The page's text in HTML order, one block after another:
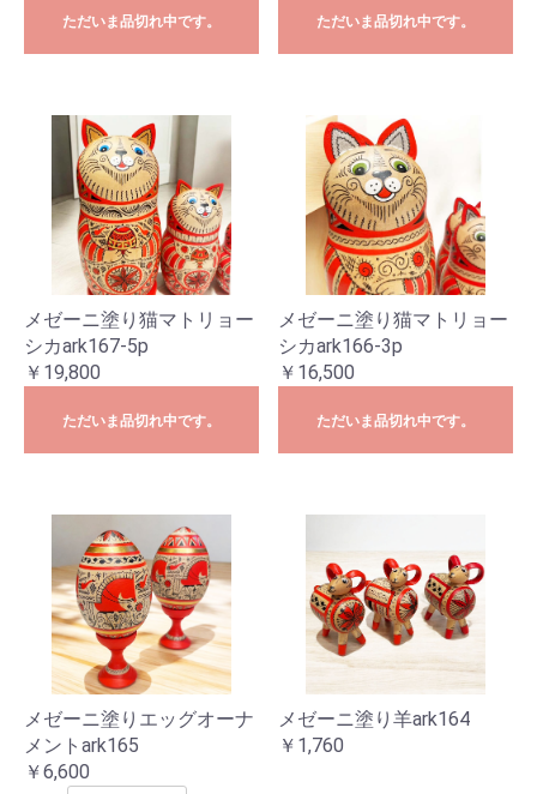
ただいま品切れ中です。 ただいま品切れ中です。
メゼーニ塗り猫マトリョー
シカark167-5p
￥19,800
ただいま品切れ中です。
メゼーニ塗り猫マトリョー
シカark166-3p
￥16,500
ただいま品切れ中です。
メゼーニ塗りエッグオーナ
メントark165
￥6,600
メゼーニ塗り羊ark164
￥1,760